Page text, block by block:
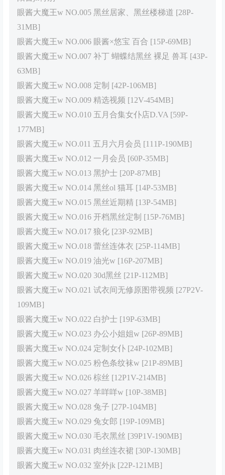
眼酱大魔王w NO.005 黑丝居家、黑丝楼梯道 [28P-
31MB]
眼酱大魔王w NO.006 眼酱×悠宝 百合 [15P-69MB]
眼酱大魔王w NO.007 补丁 蝴蝶结黑丝 裸足 兽耳 [43P-
63MB]
眼酱大魔王w NO.008 定制 [42P-106MB]
眼酱大魔王w NO.009 精选视频 [12V-454MB]
眼酱大魔王w NO.010 五月合集女仆店D.VA [59P-
177MB]
眼酱大魔王w NO.011 五月六月会员 [111P-190MB]
眼酱大魔王w NO.012 一月会员 [60P-35MB]
眼酱大魔王w NO.013 黑护士 [20P-87MB]
眼酱大魔王w NO.014 黑丝ol 猫耳 [14P-53MB]
眼酱大魔王w NO.015 黑丝近期精 [13P-54MB]
眼酱大魔王w NO.016 开档黑丝定制 [15P-76MB]
眼酱大魔王w NO.017 狼化 [23P-92MB]
眼酱大魔王w NO.018 蕾丝连体衣 [25P-114MB]
眼酱大魔王w NO.019 油光w [16P-207MB]
眼酱大魔王w NO.020 30d黑丝 [21P-112MB]
眼酱大魔王w NO.021 试衣间无修原图带视频 [27P2V-
109MB]
眼酱大魔王w NO.022 白护士 [19P-63MB]
眼酱大魔王w NO.023 办公小姐姐w [26P-89MB]
眼酱大魔王w NO.024 定制女仆 [24P-102MB]
眼酱大魔王w NO.025 粉色条纹袜w [21P-89MB]
眼酱大魔王w NO.026 棕丝 [12P1V-214MB]
眼酱大魔王w NO.027 羊咩咩w [10P-38MB]
眼酱大魔王w NO.028 兔子 [27P-104MB]
眼酱大魔王w NO.029 兔女郎 [19P-109MB]
眼酱大魔王w NO.030 毛衣黑丝 [39P1V-190MB]
眼酱大魔王w NO.031 肉丝连衣裙 [30P-130MB]
眼酱大魔王w NO.032 室外jk [22P-121MB]